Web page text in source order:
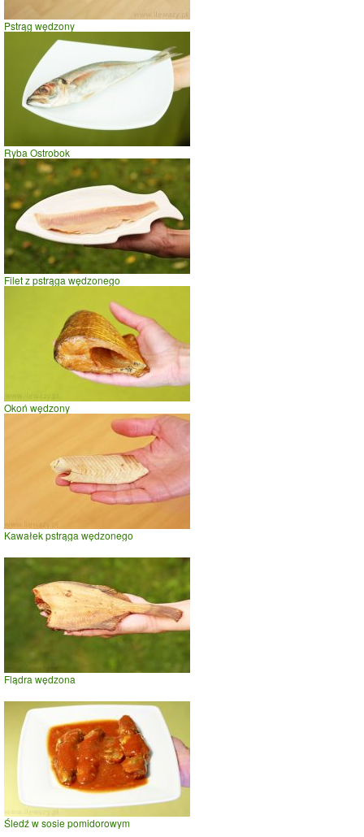
Pstrąg wędzony
Ryba Ostrobok
Filet z pstrąga wędzonego
Okoń wędzony
Kawałek pstrąga wędzonego
Flądra wędzona
Śledź w sosie pomidorowym